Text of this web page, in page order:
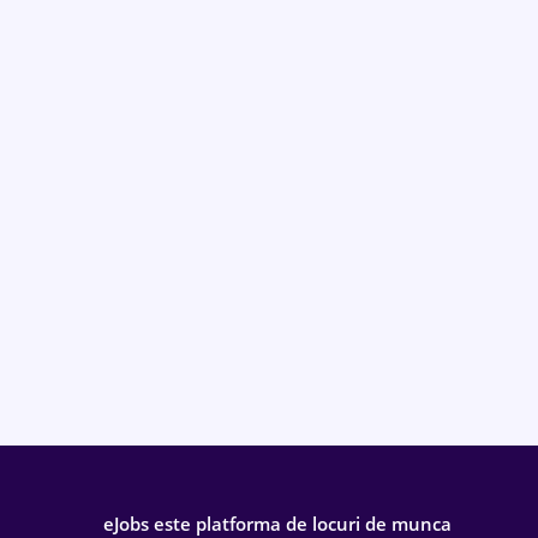
eJobs este platforma de locuri de munca